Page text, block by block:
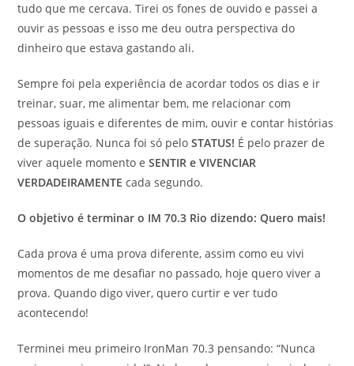
tudo que me cercava. Tirei os fones de ouvido e passei a
ouvir as pessoas e isso me deu outra perspectiva do
dinheiro que estava gastando ali.
Sempre foi pela experiência de acordar todos os dias e ir
treinar, suar, me alimentar bem, me relacionar com
pessoas iguais e diferentes de mim, ouvir e contar histórias
de superação. Nunca foi só pelo STATUS! É pelo prazer de
viver aquele momento eSENTIR e VIVENCIAR
VERDADEIRAMENTE cada segundo.
O objetivo é terminar o IM 70.3 Rio dizendo: Quero mais!
Cada prova é uma prova diferente, assim como eu vivi
momentos de me desafiar no passado, hoje quero viver a
prova. Quando digo viver, quero curtir e ver tudo
acontecendo!
Terminei meu primeiro IronMan 70.3 pensando: “Nunca